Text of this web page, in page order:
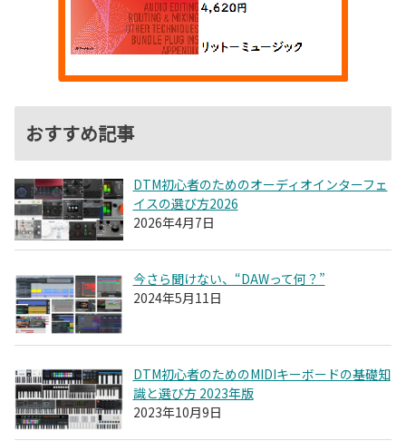
おすすめ記事
DTM初心者のためのオーディオインターフェ
イスの選び方2026
2026年4月7日
今さら聞けない、“DAWって何？”
2024年5月11日
DTM初心者のためのMIDIキーボードの基礎知
識と選び方 2023年版
2023年10月9日